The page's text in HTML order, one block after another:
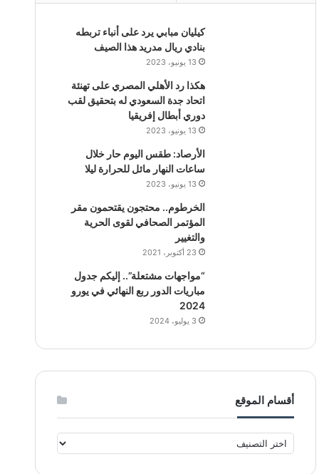
كيليان مبابي يرد على أنباء تربطه
بنادي ريال مدريد هذا الصيف
13 يونيو، 2023
هكذا رد الأهلي المصري على تهنئة
اتحاد جدة السعودي له بتحقيق لقب
دوري أبطال إفريقيا
13 يونيو، 2023
الأرصاد: طقس اليوم حار خلال
ساعات النهار مائل للحرارة ليلا
13 يونيو، 2023
الخرطوم.. محتجون يقتحمون مقر
المؤتمر الصحافي لقوى الحرية
والتغيير
23 أكتوبر، 2021
“مواجهات مشتعلة”.. إليكم جدول
مباريات الدور ربع النهائي في يورو
2024
3 يوليو، 2024
أقسام الموقع
ق